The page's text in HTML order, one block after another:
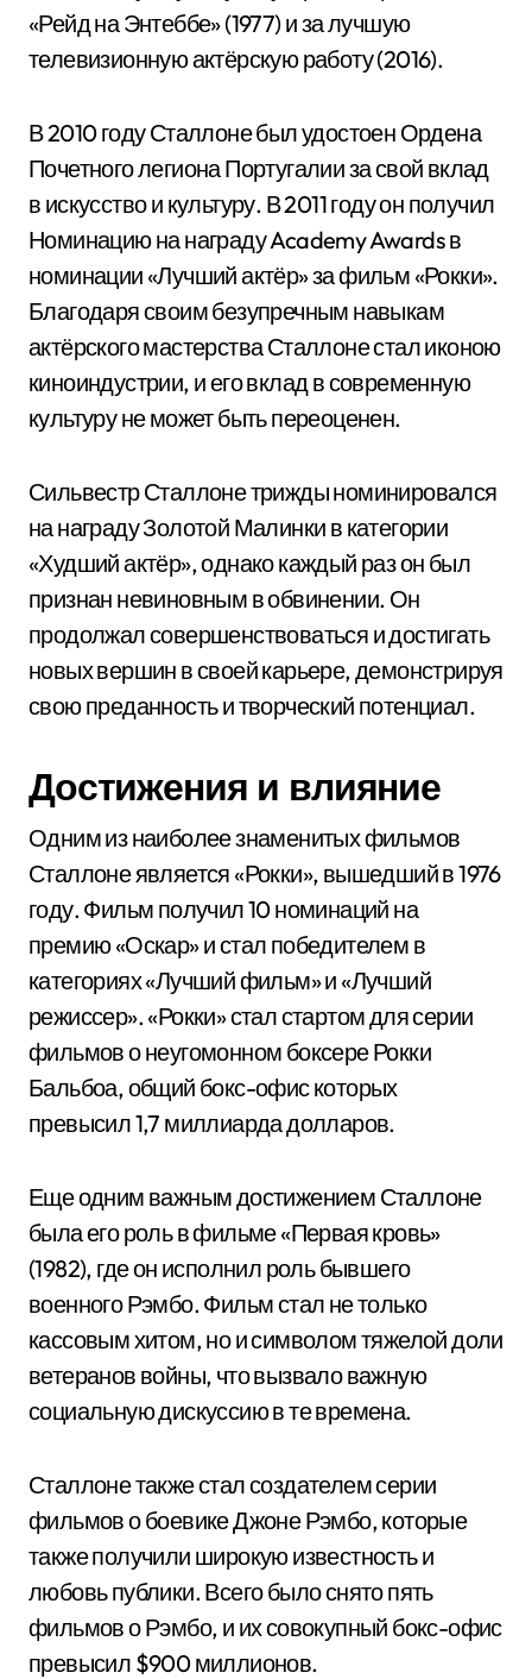
«Рейд на Энтеббе» (1977) и за лучшую
телевизионную актёрскую работу (2016).
В 2010 году Сталлоне был удостоен Ордена
Почетного легиона Португалии за свой вклад
в искусство и культуру. В 2011 году он получил
Номинацию на награду Academy Awards в
номинации «Лучший актёр» за фильм «Рокки».
Благодаря своим безупречным навыкам
актёрского мастерства Сталлоне стал иконою
киноиндустрии, и его вклад в современную
культуру не может быть переоценен.
Сильвестр Сталлоне трижды номинировался
на награду Золотой Малинки в категории
«Худший актёр», однако каждый раз он был
признан невиновным в обвинении. Он
продолжал совершенствоваться и достигать
новых вершин в своей карьере, демонстрируя
свою преданность и творческий потенциал.
Достижения и влияние
Одним из наиболее знаменитых фильмов
Сталлоне является «Рокки», вышедший в 1976
году. Фильм получил 10 номинаций на
премию «Оскар» и стал победителем в
категориях «Лучший фильм» и «Лучший
режиссер». «Рокки» стал стартом для серии
фильмов о неугомонном боксере Рокки
Бальбоа, общий бокс-офис которых
превысил 1,7 миллиарда долларов.
Еще одним важным достижением Сталлоне
была его роль в фильме «Первая кровь»
(1982), где он исполнил роль бывшего
военного Рэмбо. Фильм стал не только
кассовым хитом, но и символом тяжелой доли
ветеранов войны, что вызвало важную
социальную дискуссию в те времена.
Сталлоне также стал создателем серии
фильмов о боевике Джоне Рэмбо, которые
также получили широкую известность и
любовь публики. Всего было снято пять
фильмов о Рэмбо, и их совокупный бокс-офис
превысил $900 миллионов.